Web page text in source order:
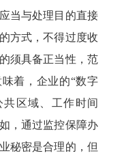
当与处理目的直接
方式，不得过度收
须具备正当性，范
着，企业的“数字
区域、工作时间
，通过监控保障办
秘密是合理的，但